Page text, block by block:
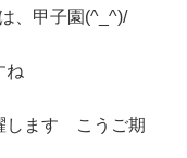
、甲子園(^_^)/
ね
します こうご期